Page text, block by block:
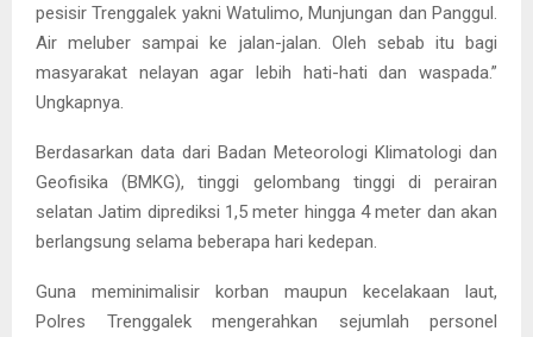
pesisir Trenggalek yakni Watulimo, Munjungan dan Panggul.
Air meluber sampai ke jalan-jalan. Oleh sebab itu bagi
masyarakat nelayan agar lebih hati-hati dan waspada.”
Ungkapnya.
Berdasarkan data dari Badan Meteorologi Klimatologi dan
Geofisika (BMKG), tinggi gelombang tinggi di perairan
selatan Jatim diprediksi 1,5 meter hingga 4 meter dan akan
berlangsung selama beberapa hari kedepan.
Guna meminimalisir korban maupun kecelakaan laut,
Polres Trenggalek mengerahkan sejumlah personel